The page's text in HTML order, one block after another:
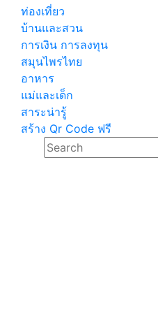
ท่องเที่ยว
บ้านและสวน
การเงิน การลงทุน
สมุนไพรไทย
อาหาร
แม่และเด็ก
สาระน่ารู้
สร้าง Qr Code ฟรี